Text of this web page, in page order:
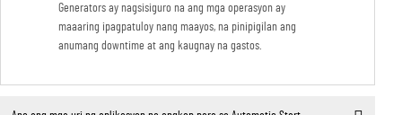
Generators ay nagsisiguro na ang mga operasyon ay
maaaring ipagpatuloy nang maayos, na pinipigilan ang
anumang downtime at ang kaugnay na gastos.